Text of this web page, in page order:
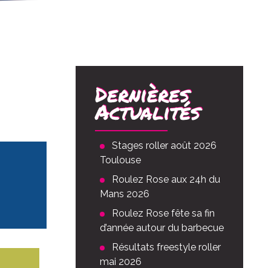
Dernières
Actualités
Stages roller août 2026
Toulouse
Roulez Rose aux 24h du
Mans 2026
Roulez Rose fête sa fin
d’année autour du barbecue
Résultats freestyle roller
mai 2026